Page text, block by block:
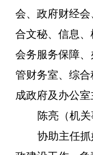
会、政府财经
合文秘、信息、
会务服务保障
管财务室、综
成政府及办公室
陈亮（机关
协助主任